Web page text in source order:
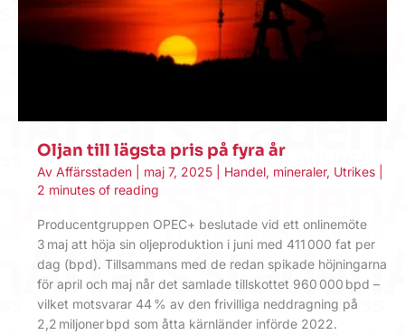
Oljan till lägsta pris på fyra år
Av Affärsstaden maj 7, 2025 Handel, mineraler, Utrikes
2 minutes of reading
Producent­gruppen OPEC+ beslutade vid ett onlinemöte
3 maj att höja sin oljeproduktion i juni med 411 000 fat per
dag (bpd). Tillsammans med de redan spikade höjningarna
för april och maj når det samlade tillskottet 960 000 bpd –
vilket motsvarar 44 % av den frivilliga neddragning på
2,2 miljoner bpd som åtta kärnländer införde 2022.